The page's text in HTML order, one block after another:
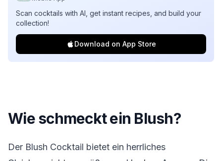
Scan cocktails with AI, get instant recipes, and build your
collection!
Download on App Store
Wie schmeckt ein Blush?
Der Blush Cocktail bietet ein herrliches